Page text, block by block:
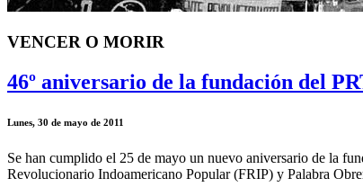
VENCER O MORIR
46º aniversario de la fundación del
Lunes, 30 de mayo de 2011
Se han cumplido el 25 de mayo un nuevo aniversario de la
Revolucionario Indoamericano Popular (FRIP) y Palabra